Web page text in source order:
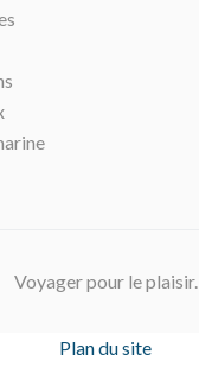
Voyager pour le plaisir.
Plan du site